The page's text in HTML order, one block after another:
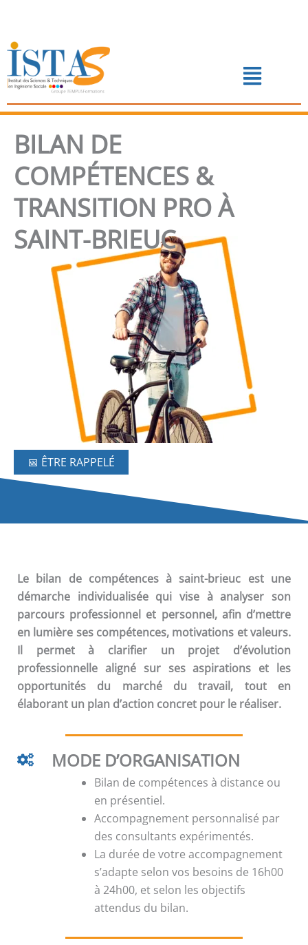
contenu
Menu
📅 PRENDRE RENDEZ-VOUS
BILAN DE
COMPÉTENCES &
TRANSITION PRO À
SAINT-BRIEUC
📅 ÊTRE RAPPELÉ
Le bilan de compétencesà saint-brieuc est une
démarche individualisée qui vise à analyser son
parcours professionnel et personnel, afin d’mettre
en lumière ses compétences, motivations et valeurs.
Il permet à clarifier un projet d’évolution
professionnelle aligné sur ses aspirations et les
opportunités du marché du travail, tout en
élaborant un plan d’action concret pour le réaliser.
MODE D’ORGANISATION
Bilan de compétences à distance ou
en présentiel.
Accompagnement personnalisé par
des consultants expérimentés.
La durée de votre accompagnement
s’adapte selon vos besoins de 16h00
à 24h00, et selon les objectifs
attendus du bilan.